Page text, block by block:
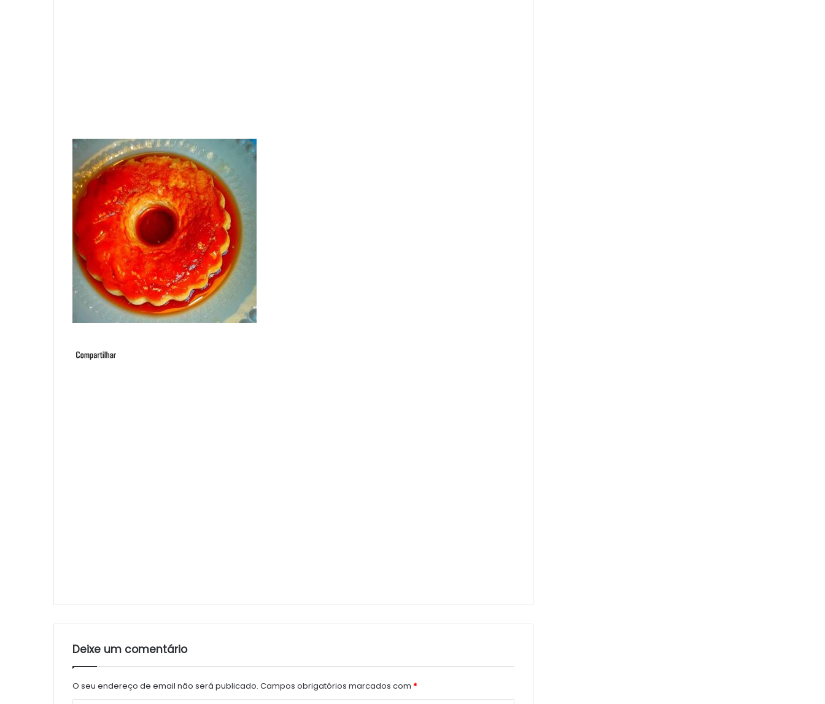
Deixe um comentário
O seu endereço de email não será publicado. Campos obrigatórios marcados com *